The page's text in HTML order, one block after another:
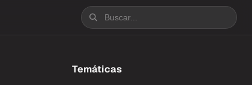
Temáticas